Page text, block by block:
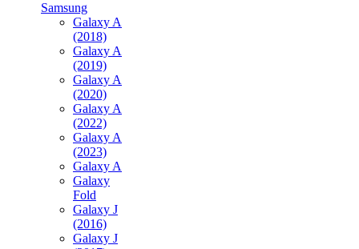
Samsung
Galaxy A
(2018)
Galaxy A
(2019)
Galaxy A
(2020)
Galaxy A
(2022)
Galaxy A
(2023)
Galaxy A
Galaxy
Fold
Galaxy J
(2016)
Galaxy J